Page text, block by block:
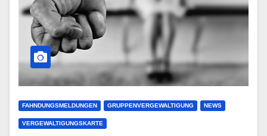
FAHNDUNGSMELDUNGEN GRUPPENVERGEWALTIGUNG NEWS
VERGEWALTIGUNGSKARTE